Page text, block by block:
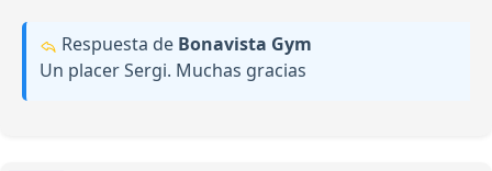
Respuesta de Bonavista Gym
Un placer Sergi. Muchas gracias